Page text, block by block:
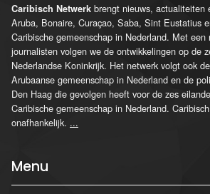
Caribisch Netwerk brengt nieuws, actualiteiten
Aruba, Bonaire, Curaçao, Saba, Sint Eustatius
Caribische gemeenschap in Nederland. Met een
journalisten volgen we de ontwikkelingen op de
Nederlandse Koninkrijk. Het netwerk volgt ook
Arubaanse gemeenschap in Nederland en de
Den Haag die gevolgen heeft voor de zes
Caribische gemeenschap in Nederland.
onafhankelijk. ...
Menu